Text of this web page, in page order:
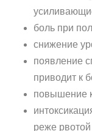
боль при
снижение
появление
приводит к
повышение
реже